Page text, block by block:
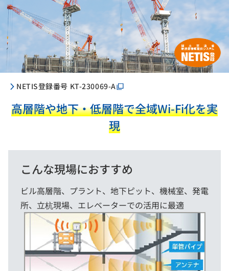
NETIS登録番号 KT-230069-A
高層階や地下・低層階で全域Wi-Fi化を実
現
こんな現場におすすめ
ビル高層階、プラント、地下ピット、機械室、発電
所、立杭現場、エレベーターでの活用に最適